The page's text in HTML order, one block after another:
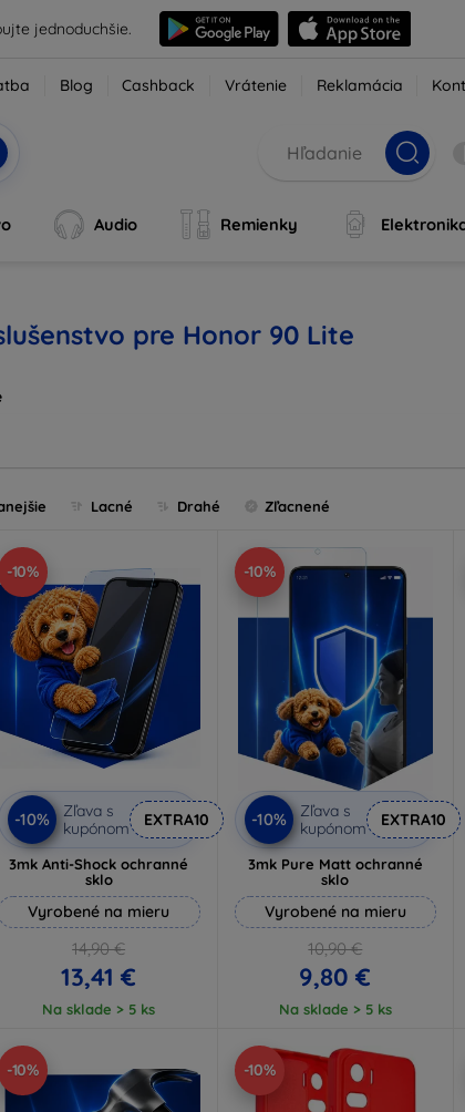
jednoduchšie.
Blog Cashback Vrátenie Reklamácia
Audio Remienky
pre Honor 90 Lite
Lacné Drahé Zľacnené
-10%
-10%
Zľava s
kupónom
EXTRA10
3mk Anti-Shock ochranné
sklo
Vyrobené na mieru
14,90 €
13,41 €
Na sklade > 5 ks
-10%
-10%
Zľava s
kupónom
EXTRA10
3mk Pure Matt ochranné
sklo
Vyrobené na mieru
10,90 €
9,80 €
Na sklade > 5 ks
-10% -10%